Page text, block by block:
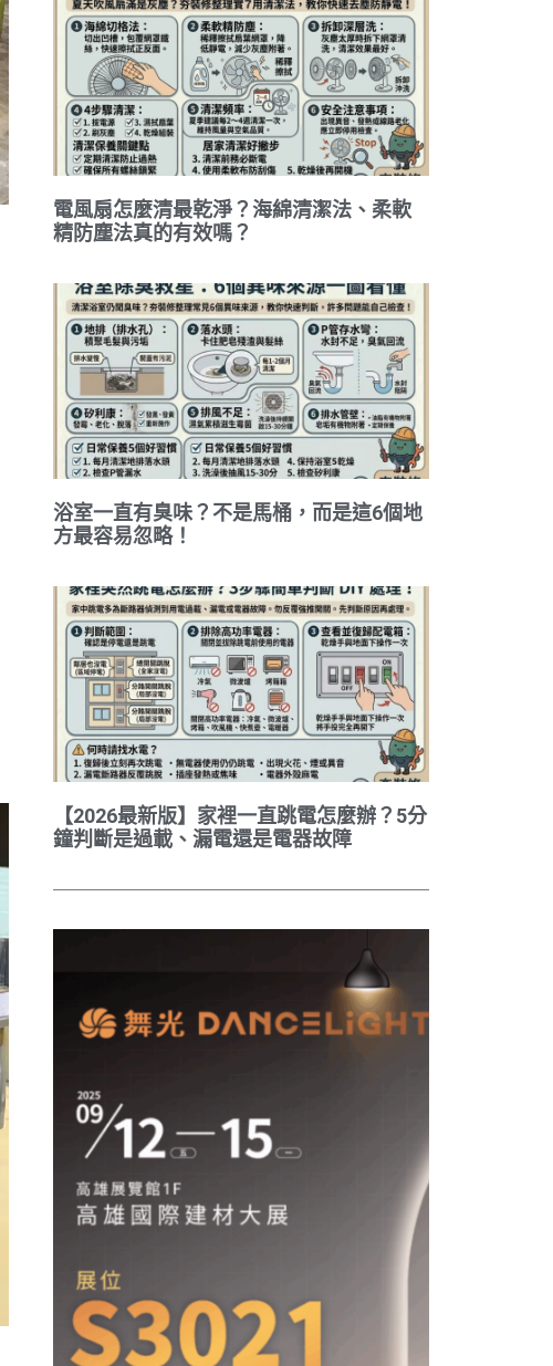
電風扇怎麼清最乾淨？海綿清潔法、柔軟
精防塵法真的有效嗎？
浴室一直有臭味？不是馬桶，而是這6個地
方最容易忽略！
【2026最新版】家裡一直跳電怎麼辦？5分
鐘判斷是過載、漏電還是電器故障